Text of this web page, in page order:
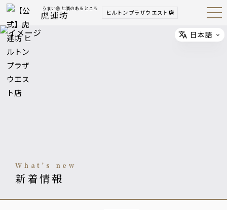
うまい魚と酒のあるところ
虎連坊 ヒルトンプラザウエスト店 Open
Navig
what's new
新着情報
Select
日本語